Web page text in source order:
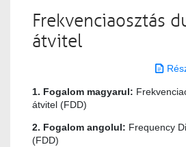
Frekvenciaosztás
átvitel
1. Fogalom magyarul:
átvitel (FDD)
2. Fogalom angolul: Frequency
(FDD)